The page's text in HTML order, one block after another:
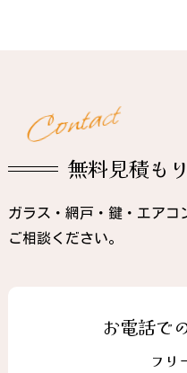
Contact
無料見積も
ガラス・網戸・鍵・エアコ
ご相談ください。
お電話で
フリ